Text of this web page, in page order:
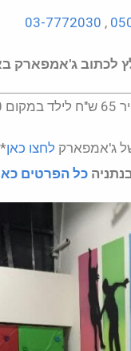
,
ג'אמפארק לחצו כאן
כל הפרטים